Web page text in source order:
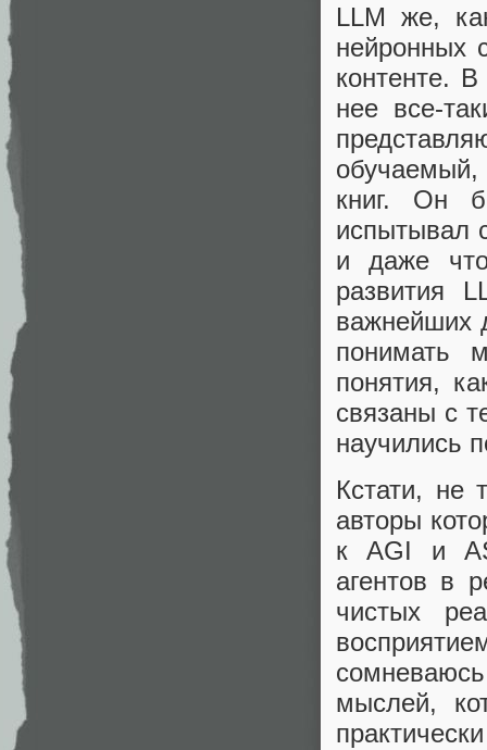
LLM же,
нейронных
контенте.
нее все-
книг. Он
испытывал
и даже
развития
важнейших
понимать
понятия,
связаны с
научились
Кстати, не
авторы
к AGI и
агентов в
чистых
мыслей,